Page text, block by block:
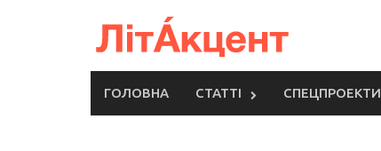
ГОЛОВНА СТАТТІ СПЕЦПРОЕКТИ